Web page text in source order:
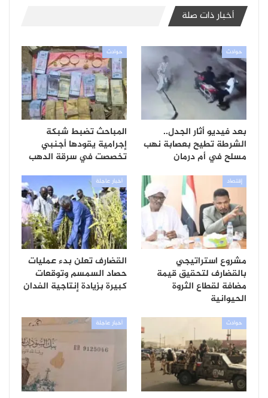
أخبار ذات صلة
حوادث
بعد فيديو أثار الجدل..
الشرطة تطيح بعصابة نهب
مسلح في أم درمان
حوادث
المباحث تضبط شبكة
إجرامية يقودها أجنبي
تخصصت في سرقة الدهب
إقتصاد
مشروع استراتيجي
بالقضارف لتحقيق قيمة
مضافة لقطاع الثروة
الحيوانية
أخبار عاجلة
القضارف تعلن بدء عمليات
حصاد السمسم وتوقعات
كبيرة بزيادة إنتاجية الفدان
حوادث أخبار عاجلة